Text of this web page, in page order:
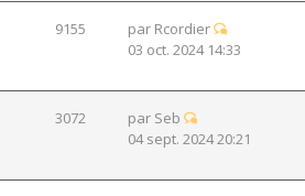
9155 par Rcordier
03 oct. 2024 14:33
3072 par Seb
04 sept. 2024 20:21